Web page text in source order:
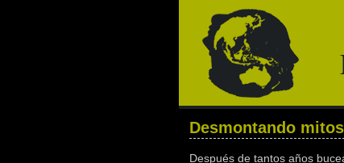
Desmontando mitos
Después de tantos años